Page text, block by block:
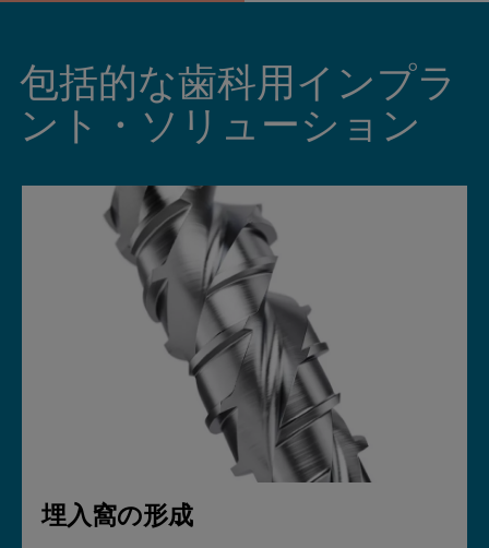
包括的な歯科用インプラ
ント・ソリューション
埋入窩の形成